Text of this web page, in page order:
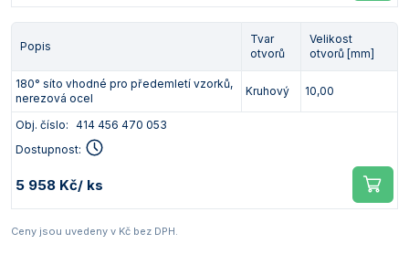
Popis
Tvar
otvorů
Velikost
otvorů [mm]
180° síto vhodné pro předemletí vzorků,
nerezová ocel
Kruhový 10,00
Obj. číslo: 414 456 470 053
Dostupnost:
5 958 Kč/ ks
Ceny jsou uvedeny v Kč bez DPH.